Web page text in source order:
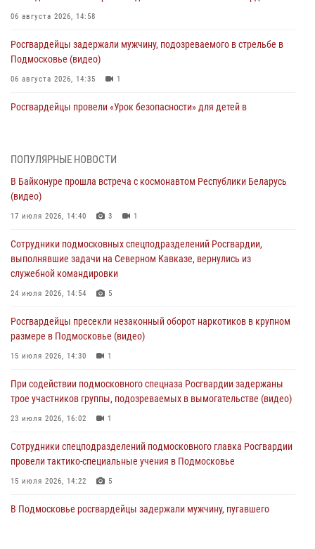
06 августа 2026, 14:58
Росгвардейцы задержали мужчину, подозреваемого в стрельбе в
Подмосковье (видео)
06 августа 2026, 14:35 1
Росгвардейцы провели «Урок безопасности» для детей в
подозреваемые в организации незаконной миграции и
изготовлении поддельных документов (видео)
05 августа 2026, 15:48
Сотрудники спецподразделения подмосковного главка Росгвардии
отработали навыки огневой подготовки на комплексных учениях
04 августа 2026, 12:21
сигналам «Тревога» с охраняемых объектов в Подмосковье
04 августа 2026, 12:15
(видео)
03 августа 2026, 15:32
ПОПУЛЯРНЫЕ НОВОСТИ
В Байконуре прошла встреча с космонавтом Республики Беларусь
(видео)
17 июля 2026, 14:40 3 1
Сотрудники подмосковных спецподразделений Росгвардии,
выполнявшие задачи на Северном Кавказе, вернулись из
служебной командировки
24 июля 2026, 14:54 5
Росгвардейцы пресекли незаконный оборот наркотиков в крупном
размере в Подмосковье (видео)
15 июля 2026, 14:30 1
При содействии подмосковного спецназа Росгвардии задержаны
трое участников группы, подозреваемых в вымогательстве (видео)
23 июля 2026, 16:02 1
Сотрудники спецподразделений подмосковного главка Росгвардии
провели тактико-специальные учения в Подмосковье
15 июля 2026, 14:22 5
В Подмосковье росгвардейцы задержали мужчину, пугавшего